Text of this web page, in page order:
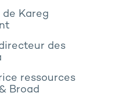
Kareg
des
ressources
Broad